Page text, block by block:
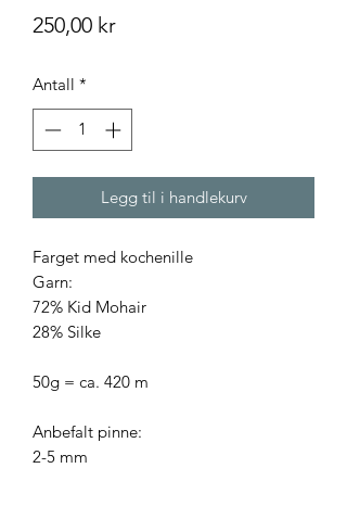
250,00 krPris
Antall *
Legg til i handlekurv
Farget med kochenille
Garn:
72% Kid Mohair
28% Silke
50g = ca. 420 m
Anbefalt pinne:
2-5 mm